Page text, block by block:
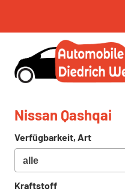
Nissan Qashqai
Verfügbarkeit, Art
Kraftstoff